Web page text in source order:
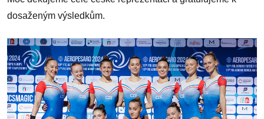
dosaženým výsledkům.